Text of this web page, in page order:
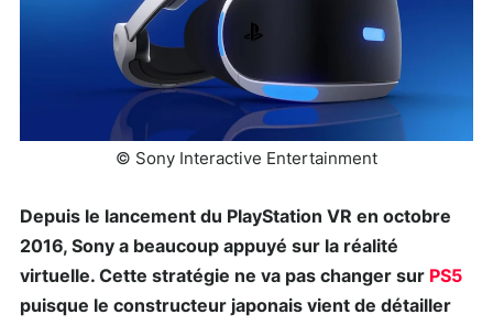
© Sony Interactive Entertainment
Depuis le lancement du PlayStation VR en octobre
2016, Sony a beaucoup appuyé sur la réalité
virtuelle. Cette stratégie ne va pas changer sur PS5
puisque le constructeur japonais vient de détailler